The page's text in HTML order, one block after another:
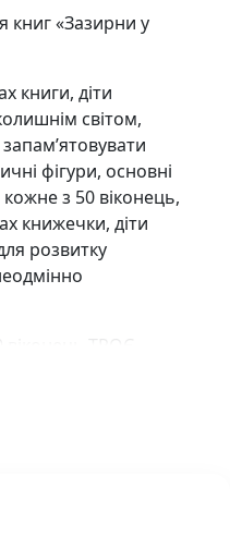
книг «Зазирни у
книги, діти
світом,
фігури, основні
з 50 віконець,
книжечки, діти
розвитку
Книжкова хата
3